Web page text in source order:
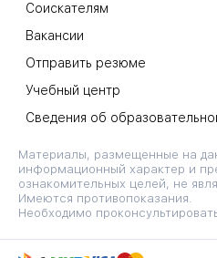
Соискателям
Вакансии
Отправить резюме
Учебный центр
Сведения об
Материалы, размещенные на
информационный характер и
ознакомительных целей, не
Имеются противопоказания.
Необходимо